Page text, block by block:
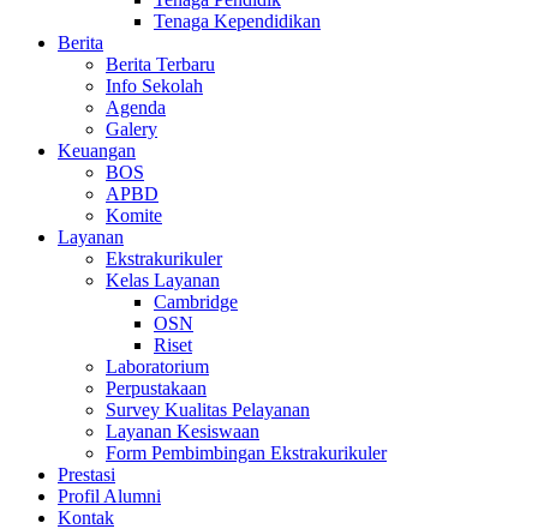
Tenaga Kependidikan
Berita
Berita Terbaru
Info Sekolah
Agenda
Galery
Keuangan
BOS
APBD
Komite
Layanan
Ekstrakurikuler
Kelas Layanan
Cambridge
OSN
Riset
Laboratorium
Perpustakaan
Survey Kualitas Pelayanan
Layanan Kesiswaan
Form Pembimbingan Ekstrakurikuler
Prestasi
Profil Alumni
Kontak